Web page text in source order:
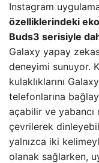
Instagram
özelliklerindeki
Buds3 serisiyle
Galaxy yapay
deneyimi sunuyor.
kulaklıklarını
telefonlarına
açabilir ve yabancı
çevrilerek
yalnızca iki
olanak sağlarken,